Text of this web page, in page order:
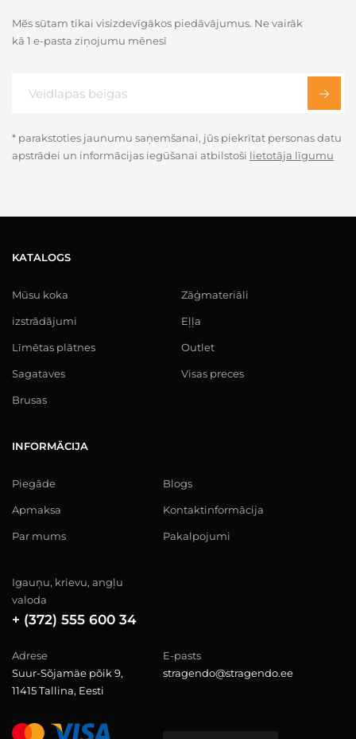
Mēs sūtam tikai visizdevīgākos piedāvājumus. Ne vairāk
kā 1 e-pasta ziņojumu mēnesī
* parakstoties jaunumu saņemšanai, jūs piekrītat personas datu
apstrādei un informācijas iegūšanai atbilstoši lietotāja līgumu
KATALOGS
Mūsu koka
izstrādājumi
Līmētas plātnes
Sagataves
Brusas
Zāģmateriāli
Eļļa
Outlet
Visas preces
INFORMĀCIJA
Piegāde
Apmaksa
Par mums
Blogs
Kontaktinformācija
Pakalpojumi
Igauņu, krievu, angļu
valoda
+ (372) 555 600 34
Adrese
Suur-Sõjamäe põik 9,
11415 Tallina, Eesti
E-pasts
stragendo@stragendo.ee